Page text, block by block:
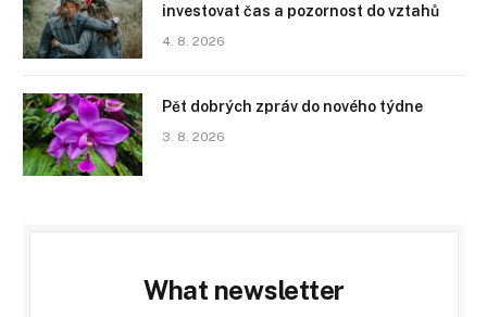
investovat čas a pozornost do vztahů
4. 8. 2026
Pět dobrých zpráv do nového týdne
3. 8. 2026
What newsletter